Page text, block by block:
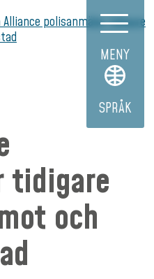
MENY
SPRÅK
Alliance polisanmäler tidigare
tidigare
och